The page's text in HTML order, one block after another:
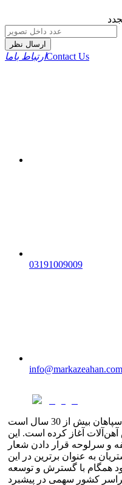
ارسال نظر
ارتباط باماContact Us
03191009009
info@markazeahan.com
مرکزآهن با نام تجاری آهن سجاد مهر سپاهان بیش از 30 سال است
آغاز کرده است. این
و سرلوحه قرار دادن شعار
به عنوان برترین در این
همگام با گسترش و توسعه
کشور سهمی در پیشبرد